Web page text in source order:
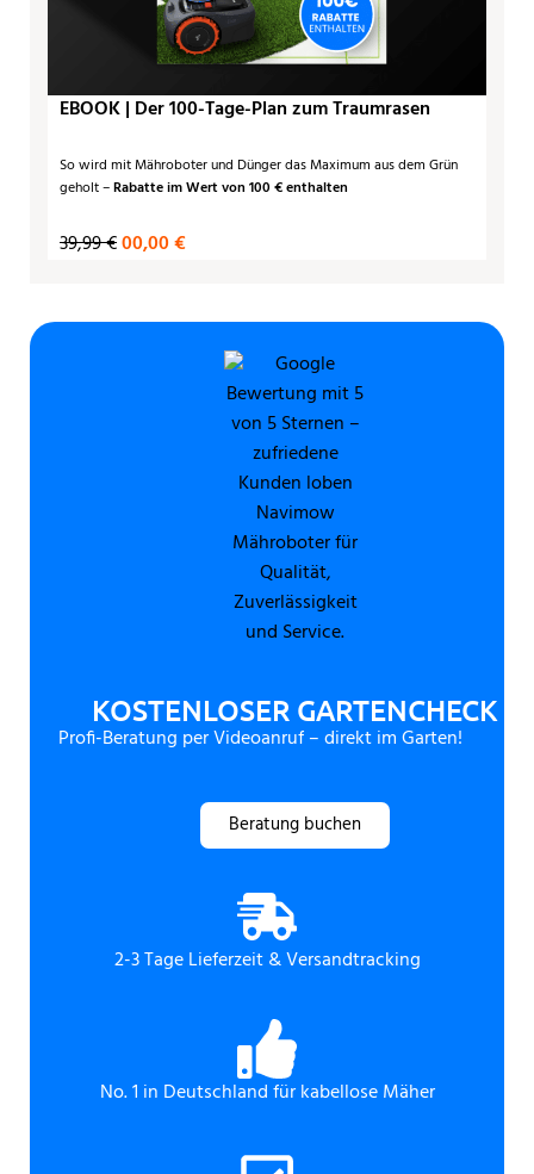
EBOOK | Der 100-Tage-Plan zum Traumrasen
So wird mit Mähroboter und Dünger das Maximum aus dem Grün
geholt –Rabatte im Wert von 100 € enthalten
39,99 €00,00 €
KOSTENLOSER GARTENCHECK
Profi-Beratung per Videoanruf – direkt im Garten!
Beratung buchen
2-3 Tage Lieferzeit & Versandtracking
No. 1 in Deutschland für kabellose Mäher